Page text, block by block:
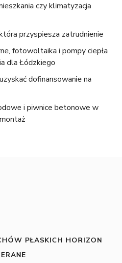
czy klimatyzacja
przyspiesza zatrudnienie
fotowoltaika i pompy ciepła
dla Łódzkiego
dofinansowanie na
i piwnice betonowe w
PŁASKICH HORIZON